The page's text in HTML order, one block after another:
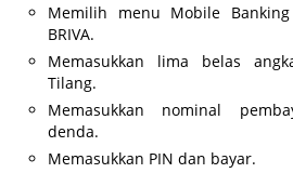
Memilih menu Mobile
BRIVA.
Memasukkan lima belas
Tilang.
Memasukkan nominal
denda.
Memasukkan PIN dan bayar.